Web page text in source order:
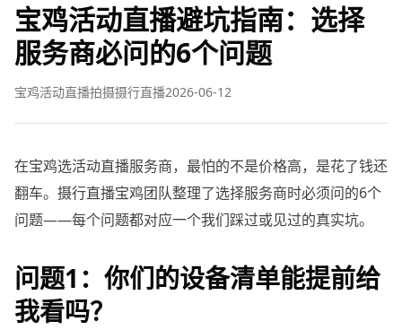
宝鸡活动直播避坑指南：选择
服务商必问的6个问题
宝鸡活动直播拍摄摄行直播2026-06-12
在宝鸡选活动直播服务商，最怕的不是价格高，是花了钱还
翻车。摄行直播宝鸡团队整理了选择服务商时必须问的6个
问题——每个问题都对应一个我们踩过或见过的真实坑。
问题1：你们的设备清单能提前给
我看吗？